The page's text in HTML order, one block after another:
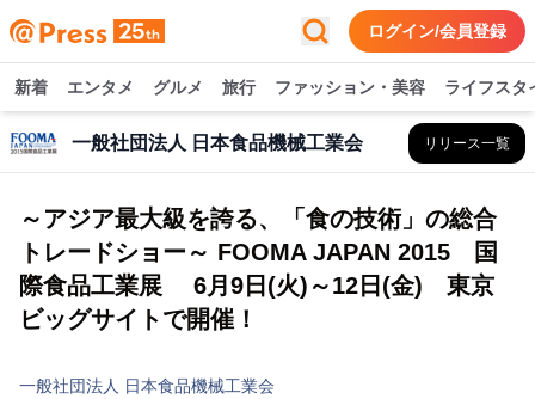
ログイン/会員登録
新着 エンタメ グルメ 旅行 ファッション・美容 ライフスタ
一般社団法人 日本食品機械工業会 リリース一覧
～アジア最大級を誇る、「食の技術」の総合
トレードショー～ FOOMA JAPAN 2015 国
際食品工業展 6月9日(火)～12日(金) 東京
ビッグサイトで開催！
一般社団法人 日本食品機械工業会